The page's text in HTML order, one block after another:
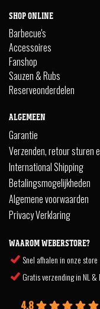
SHOP ONLINE
Barbecue's
Accessoires
Fanshop
Sauzen & Rubs
Reserveonderdelen
ALGEMEEN
Garantie
Verzenden, retour sturen
International Shipping
Betalingsmogelijkheden
Algemene voorwaarden
Privacy Verklaring
WAAROM WEBERSTORE?
Snel afhalen in onze store
Gratis verzending in NL &
4.8